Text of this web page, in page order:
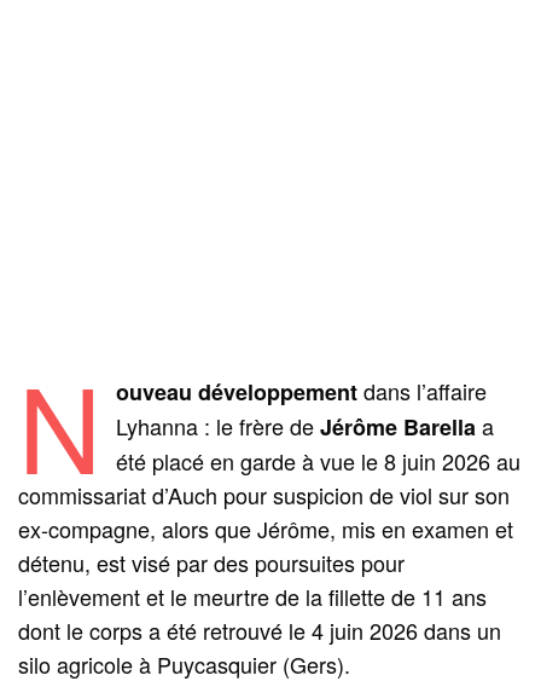
N ouveau développementdans l’affaire
Lyhanna : le frère deJérôme Barella a
été placé en garde à vue le 8 juin 2026 au
commissariat d’Auch pour suspicion de viol sur son
ex-compagne, alors que Jérôme, mis en examen et
détenu, est visé par des poursuites pour
l’enlèvement et le meurtre de la fillette de 11 ans
dont le corps a été retrouvé le 4 juin 2026 dans un
silo agricole à Puycasquier (Gers).